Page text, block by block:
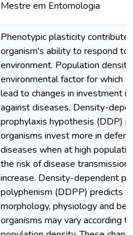
Mestre em Entomologia
Phenotypic plasticity
organism's ability to respond to
environment. Population
environmental factor for which
lead to changes in investment
against diseases. Density-
prophylaxis hypothesis (DDP)
organisms invest more in
diseases when at high
the risk of disease
increase. Density-dependent
polyphenism (DDPP) predicts
morphology, physiology and
organisms may vary according